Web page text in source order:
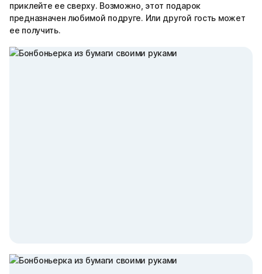
приклейте ее сверху. Возможно, этот подарок
предназначен любимой подруге. Или другой гость может
ее получить.